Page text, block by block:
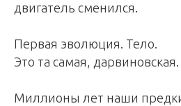
двигатель сменился.
Первая эволюция. Тело.
Это та самая, дарвиновская.
Миллионы лет наши